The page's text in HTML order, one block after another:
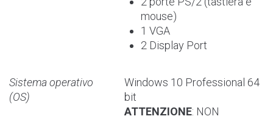
mouse)
1 VGA
2 Display Port
Sistema operativo
(OS)
Windows 10 Professional 64
bit
ATTENZIONE: NON